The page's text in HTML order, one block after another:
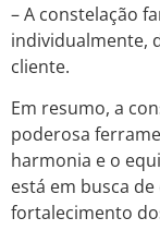
– A constelação
individualmente,
cliente.
Em resumo, a
poderosa
harmonia e o
está em busca
fortalecimento